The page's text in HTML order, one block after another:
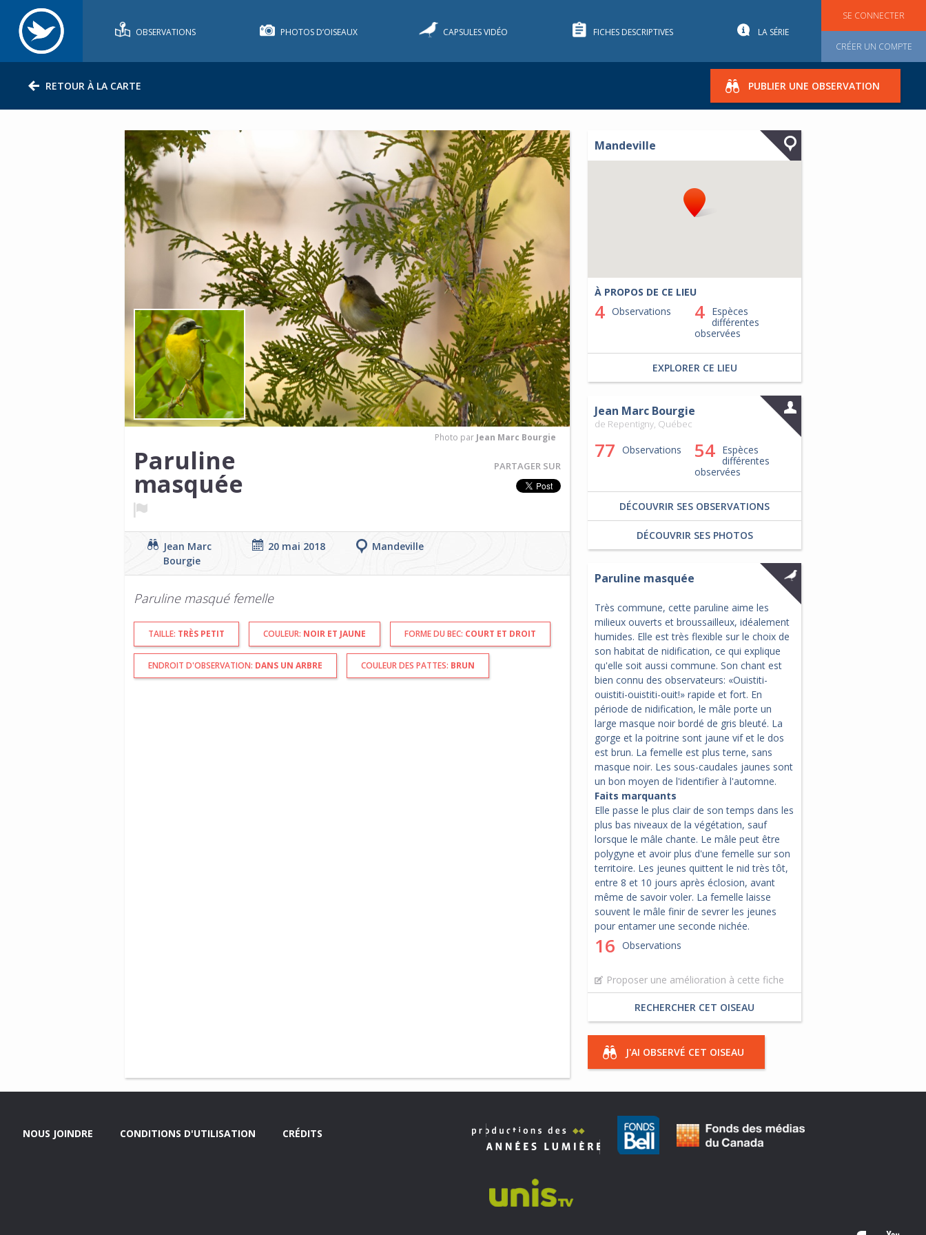
SE CONNECTER
CRÉER UN COMPTE
OBSERVATIONS PHOTOS D’OISEAUX CAPSULES VIDÉO FICHES DESCRIPTIVES LA SÉRIE
RETOUR À LA CARTE PUBLIER UNE OBSERVATION
Photo par Jean Marc Bourgie
Paruline
masquée
PARTAGER SUR
Jean Marc
Bourgie
20 mai 2018 Mandeville
Paruline masqué femelle
TAILLE: TRÈS PETIT COULEUR: NOIR ET JAUNE FORME DU BEC: COURT ET DROIT
ENDROIT D'OBSERVATION: DANS UN ARBRE COULEUR DES PATTES: BRUN
Mandeville
À PROPOS DE CE LIEU
4 Observations 4 Espèces
différentes
observées
EXPLORER CE LIEU
Jean Marc Bourgie
de Repentigny, Québec
77 Observations 54 Espèces
différentes
observées
DÉCOUVRIR SES OBSERVATIONS
DÉCOUVRIR SES PHOTOS
Paruline masquée
Très commune, cette paruline aime les
milieux ouverts et broussailleux, idéalement
humides. Elle est très flexible sur le choix de
son habitat de nidification, ce qui explique
qu'elle soit aussi commune. Son chant est
bien connu des observateurs: «Ouistiti-
ouistiti-ouistiti-ouit!» rapide et fort. En
période de nidification, le mâle porte un
large masque noir bordé de gris bleuté. La
gorge et la poitrine sont jaune vif et le dos
est brun. La femelle est plus terne, sans
masque noir. Les sous-caudales jaunes sont
un bon moyen de l'identifier à l'automne.
Faits marquants
Elle passe le plus clair de son temps dans les
plus bas niveaux de la végétation, sauf
lorsque le mâle chante. Le mâle peut être
polygyne et avoir plus d'une femelle sur son
territoire. Les jeunes quittent le nid très tôt,
entre 8 et 10 jours après éclosion, avant
même de savoir voler. La femelle laisse
souvent le mâle finir de sevrer les jeunes
pour entamer une seconde nichée.
16 Observations
Proposer une amélioration à cette fiche
RECHERCHER CET OISEAU
J'AI OBSERVÉ CET OISEAU
NOUS JOINDRE CONDITIONS D'UTILISATION CRÉDITS